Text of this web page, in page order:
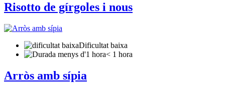
Risotto de gírgoles i nous
Dificultat baixa
< 1 hora
Arròs amb sípia